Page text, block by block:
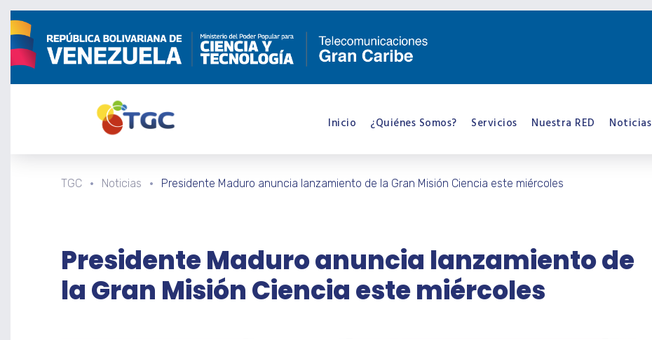
Inicio ¿Quiénes Somos? Servicios Nuestra RED Noticias
TGC Noticias Presidente Maduro anuncia lanzamiento de la Gran Misión Ciencia este miércoles
Presidente Maduro anuncia lanzamiento de
la Gran Misión Ciencia este miércoles